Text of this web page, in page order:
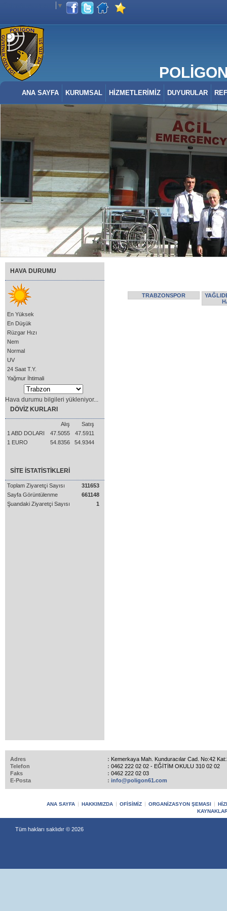
▼
ANA SAYFA KURUMSAL HİZMETLERİMİZ DUYURULAR
HAVA DURUMU
En Yüksek
En Düşük
Rüzgar Hızı
Nem
Normal
UV
24 Saat T.Y.
Yağmur İhtimali
Hava durumu bilgileri yükleniyor...
DÖVİZ KURLARI
Alış
Satış
1 ABD DOLARI
47.5055
47.5911
1 EURO
54.8356 54.9344
SİTE İSTATİSTİKLERİ
Toplam Ziyaretçi Sayısı
311653
Sayfa Görüntülenme
661148
Şuandaki Ziyaretçi Sayısı
1
TRABZONSPOR
Adres : Kemerkaya Mah. Kunduracılar Cad. No:42
Telefon
: 0462 222 02 02 - EĞİTİM OKULU 310 02 02
Faks
: 0462 222 02 03
E-Posta
: info@poligon61.com
ANA SAYFA HAKKIMIZDA OFİSİMİZ ORGANİZASYON ŞEMASI
Tüm hakları saklıdır © 2026